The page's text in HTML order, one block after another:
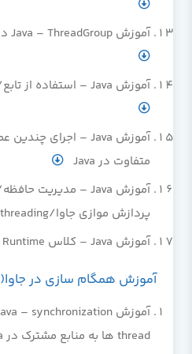
آموزش Java – ThreadGroup در پردازش موازی در Java
آموزش Java – استفاده از تابع/Shutdown hook در Java
متفاوت در Java
پردازش موازی جاوا/multithreading
آموزش Java – کلاس Java Runtime در Java
آموزش همگام سازی در جاوا(Java synchronization)
thread ها به منابع مشترک در Java